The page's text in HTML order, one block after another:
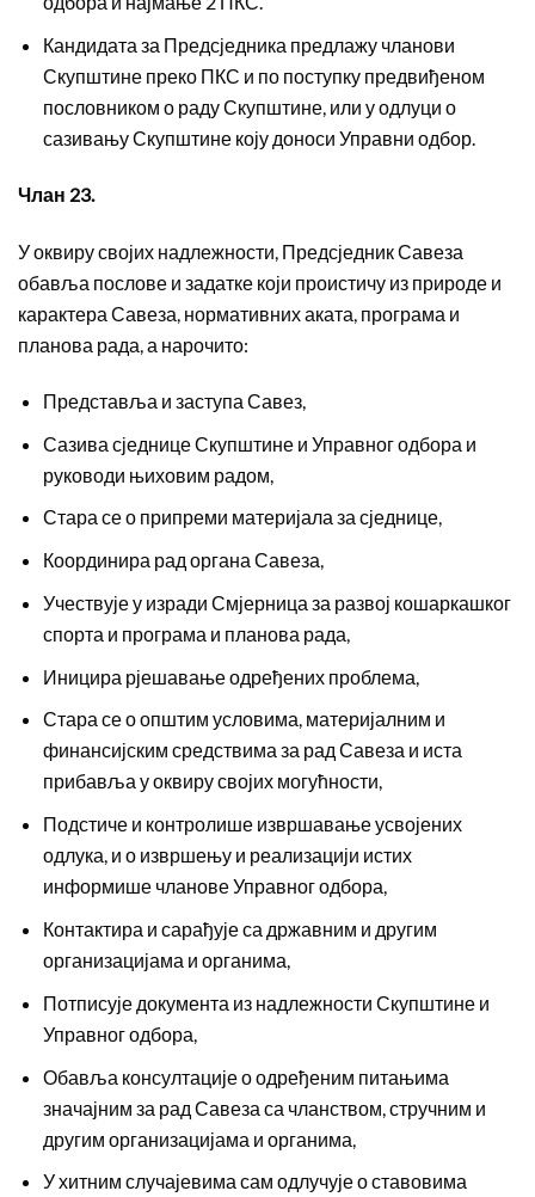
Кандидата за Предсједника предлажу чланови
Скупштине преко ПКС и по поступку предвиђеном
пословником о раду Скупштине, или у одлуци о
сазивању Скупштине коју доноси Управни одбор.
Члан 23.
У оквиру својих надлежности, Предсједник Савеза
обавља послове и задатке који проистичу из природе и
карактера Савеза, нормативних аката, програма и
планова рада, а нарочито:
Представља и заступа Савез,
Сазива сједнице Скупштине и Управног одбора и
руководи њиховим радом,
Стара се о припреми материјала за сједнице,
Координира рад органа Савеза,
Учествује у изради Смјерница за развој кошаркашког
спорта и програма и планова рада,
Иницира рјешавање одређених проблема,
Стара се о општим условима, материјалним и
финансијским средствима за рад Савеза и иста
прибавља у оквиру својих могућности,
Подстиче и контролише извршавање усвојених
одлука, и о извршењу и реализацији истих
информише чланове Управног одбора,
Контактира и сарађује са државним и другим
организацијама и органима,
Потписује документа из надлежности Скупштине и
Управног одбора,
Обавља консултације о одређеним питањима
значајним за рад Савеза са чланством, стручним и
другим организацијама и органима,
У хитним случајевима сам одлучује о ставовима